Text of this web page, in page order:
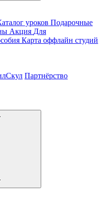
уроков Подарочные
Акция Для
Карта оффлайн студий
Партнёрство